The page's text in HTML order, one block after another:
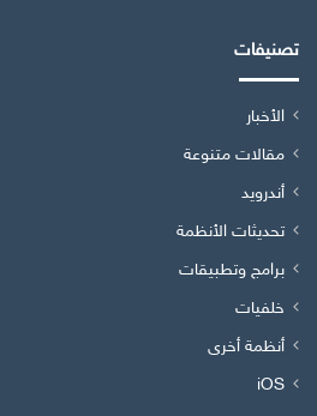
تصنيفات
الأخبار
مقالات متنوعة
أندرويد
تحديثات الأنظمة
برامج وتطبيقات
خلفيات
أنظمة أخرى
iOS